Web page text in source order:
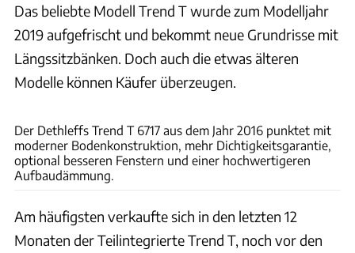
Das beliebte Modell Trend T wurde zum Modelljahr
2019 aufgefrischt und bekommt neue Grundrisse mit
Längssitzbänken. Doch auch die etwas älteren
Modelle können Käufer überzeugen.
Der Dethleffs Trend T 6717 aus dem Jahr 2016 punktet mit
moderner Bodenkonstruktion, mehr Dichtigkeitsgarantie,
optional besseren Fenstern und einer hochwertigeren
Aufbaudämmung.
Am häufigsten verkaufte sich in den letzten 12
Monaten der Teilintegrierte Trend T, noch vor den